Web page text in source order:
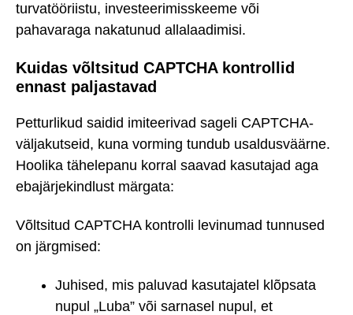
turvatööriistu, investeerimisskeeme või
pahavaraga nakatunud allalaadimisi.
Kuidas võltsitud CAPTCHA kontrollid
ennast paljastavad
Petturlikud saidid imiteerivad sageli CAPTCHA-
väljakutseid, kuna vorming tundub usaldusväärne.
Hoolika tähelepanu korral saavad kasutajad aga
ebajärjekindlust märgata:
Võltsitud CAPTCHA kontrolli levinumad tunnused
on järgmised:
Juhised, mis paluvad kasutajatel klõpsata
nupul „Luba” või sarnasel nupul, et